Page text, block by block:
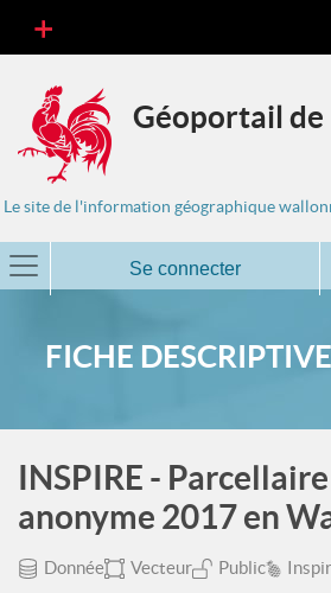
Géoportail
Le site de l'information géographique
Se connecter
FICHE DESCRIPTIVE
INSPIRE -
anonyme 2017 en
Donnée Vecteur Public